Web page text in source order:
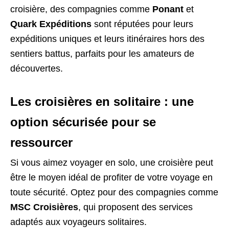
croisière, des compagnies comme Ponant et
Quark Expéditions sont réputées pour leurs
expéditions uniques et leurs itinéraires hors des
sentiers battus, parfaits pour les amateurs de
découvertes.
Les croisières en solitaire : une
option sécurisée pour se
ressourcer
Si vous aimez voyager en solo, une croisière peut
être le moyen idéal de profiter de votre voyage en
toute sécurité. Optez pour des compagnies comme
MSC Croisières, qui proposent des services
adaptés aux voyageurs solitaires.